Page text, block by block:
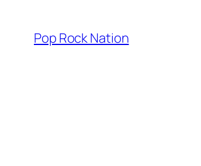
content
Pop Rock Nation